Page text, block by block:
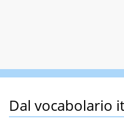
Dal vocabolario